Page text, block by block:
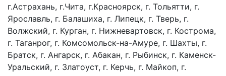
г.Астрахань, г.Чита, г.Красноярск, г. Тольятти, г.
Ярославль, г. Балашиха, г. Липецк, г. Тверь, г.
Волжский, г. Курган, г. Нижневартовск, г. Кострома,
г. Таганрог, г. Комсомольск-на-Амуре, г. Шахты, г.
Братск, г. Ангарск, г. Абакан, г. Рыбинск, г. Каменск-
Уральский, г. Златоуст, г. Керчь, г. Майкоп, г.